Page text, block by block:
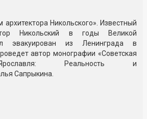
архитектора Никольского». Известный
Никольский в годы Великой
эвакуирован из Ленинграда в
автор монографии «Советская
Реальность и
Сапрыкина.